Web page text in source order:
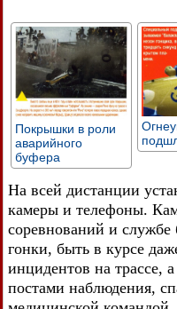
Покрышки в роли
аварийного
буфера
На всей дистанции
камеры и телефоны.
соревнований и службе
гонки, быть в курсе
инцидентов на трассе,
постами наблюдения,